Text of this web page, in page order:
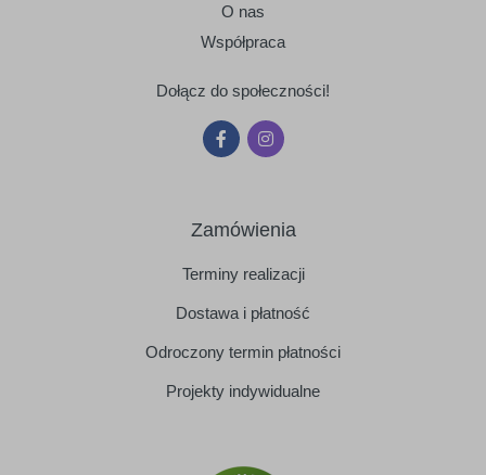
O nas
Współpraca
Dołącz do społeczności!
Zamówienia
Terminy realizacji
Dostawa i płatność
Odroczony termin płatności
Projekty indywidualne